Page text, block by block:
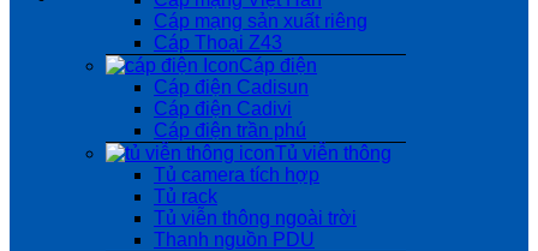
Cáp mạng sản xuất riêng
Cáp Thoại Z43
Cáp điện
Cáp điện Cadisun
Cáp điện Cadivi
Cáp điện trần phú
Tủ viễn thông
Tủ camera tích hợp
Tủ rack
Tủ viễn thông ngoài trời
Thanh nguồn PDU